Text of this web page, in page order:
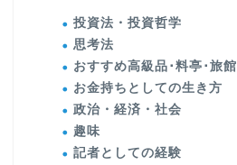
投資法・投資哲学
思考法
おすすめ高級品･料亭･旅館
お金持ちとしての生き方
政治・経済・社会
趣味
記者としての経験